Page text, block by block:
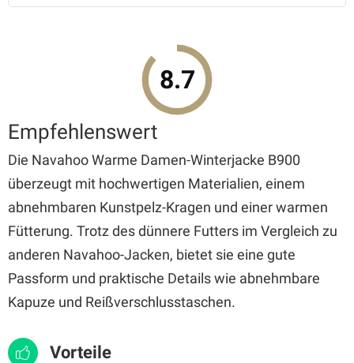
8.7
Empfehlenswert
Die Navahoo Warme Damen-Winterjacke B900
überzeugt mit hochwertigen Materialien, einem
abnehmbaren Kunstpelz-Kragen und einer warmen
Fütterung. Trotz des dünnere Futters im Vergleich zu
anderen Navahoo-Jacken, bietet sie eine gute
Passform und praktische Details wie abnehmbare
Kapuze und Reißverschlusstaschen.
Vorteile